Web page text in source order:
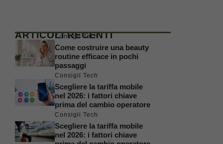
ARTICOLI RECENTI
Consigli Tech
Come costruire una beauty
routine efficace in pochi
passaggi
Consigli Tech
Scegliere la tariffa mobile
nel 2026: i fattori chiave
prima del cambio operatore
Consigli Tech
Scegliere la tariffa mobile
nel 2026: i fattori chiave